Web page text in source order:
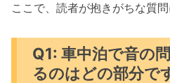
ここで、読者が抱きがちな質問
Q1: 車中泊で音の
るのはどの部分で